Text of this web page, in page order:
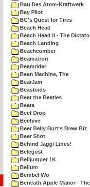
Bau Des Atom-Kraftwerk
Bay Pilot
BC's Quest for Tires
Beach Head
Beach Head II - The
Beach Landing
Beachcomber
Beamatron
Beamrider
Bean Machine, The
BearJam
Beastoids
Beat the Beatles
Beata
Beef Drop
Beehive
Beer Belly Burt's Brew Biz
Beer Shot
Behind Jaggi Lines!
Belegost
Belljumper 1K
Bellum
Bembel Wo
Beneath Apple Manor -